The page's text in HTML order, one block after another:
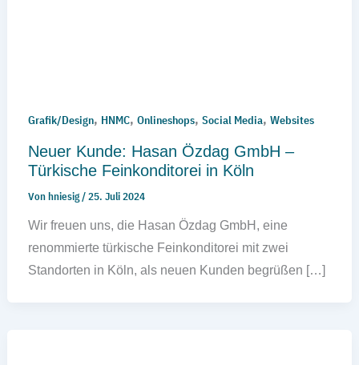
Grafik/Design, HNMC, Onlineshops, Social Media, Websites
Neuer Kunde: Hasan Özdag GmbH –
Türkische Feinkonditorei in Köln
Vonhniesig/25. Juli 2024
Wir freuen uns, die Hasan Özdag GmbH, eine
renommierte türkische Feinkonditorei mit zwei
Standorten in Köln, als neuen Kunden begrüßen […]